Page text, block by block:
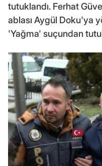
tutuklandı. Ferhat
ablası Aygül Doku'ya
'Yağma' suçundan